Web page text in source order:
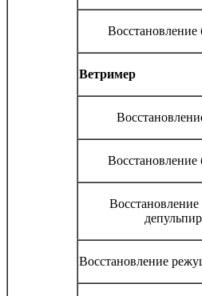
Восстановление
Ветример
Восстановление
Восстановление